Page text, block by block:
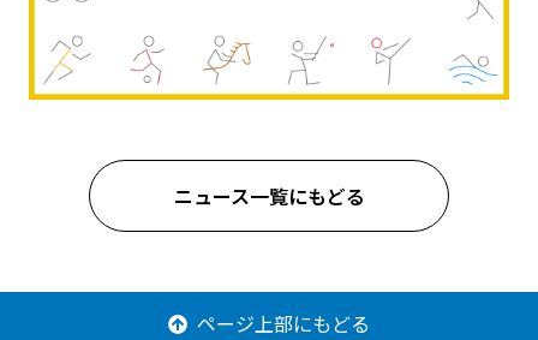
ニュース一覧にもどる
ページ上部にもどる